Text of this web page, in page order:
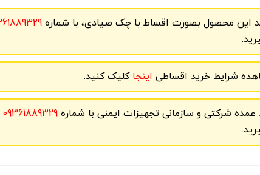
این محصول بصورت اقساط با چک صیادی، با شماره
شرایط خرید اقساطی اینجاکلیک کنید.
عمده شرکتی و سازمانی تجهیزات ایمنی با شماره 09361889329